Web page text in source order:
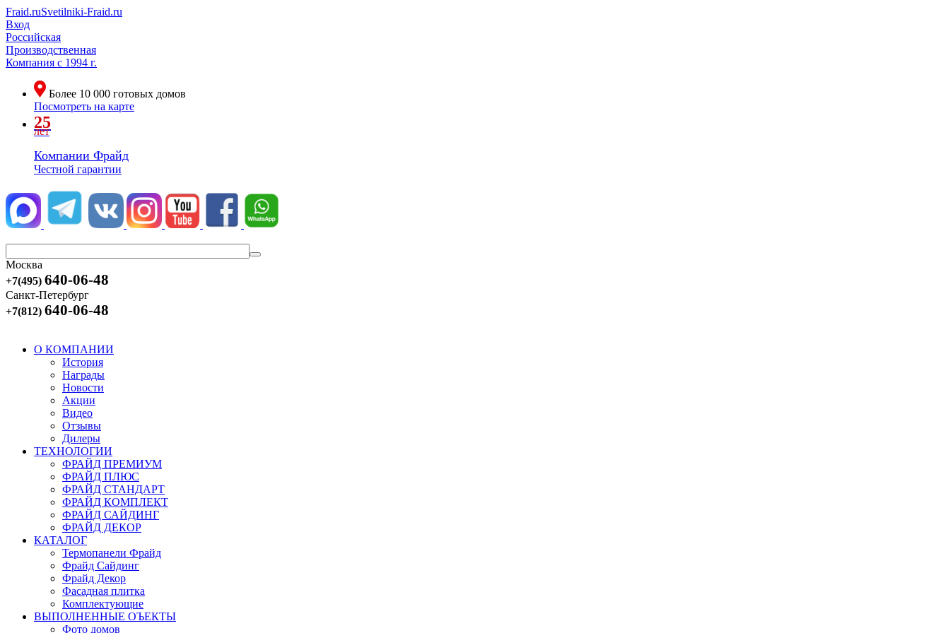
Fraid.ruSvetilniki-Fraid.ru
Вход
Российская
Производственная
Компания с 1994 г.
Более 10 000 готовых домов
Посмотреть на карте
25
лет
Компании Фрайд
Честной гарантии
Москва
+7(495) 640-06-48
Санкт-Петербург
+7(812) 640-06-48
О КОМПАНИИ
История
Награды
Новости
Акции
Видео
Отзывы
Дилеры
ТЕХНОЛОГИИ
ФРАЙД ПРЕМИУМ
ФРАЙД ПЛЮС
ФРАЙД СТАНДАРТ
ФРАЙД КОМПЛЕКТ
ФРАЙД САЙДИНГ
ФРАЙД ДЕКОР
КАТАЛОГ
Термопанели Фрайд
Фрайд Сайдинг
Фрайд Декор
Фасадная плитка
Комплектующие
ВЫПОЛНЕННЫЕ ОЪЕКТЫ
Фото домов